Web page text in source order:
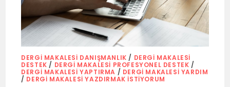
DERGI MAKALESI DANIŞMANLIK / DERGI MAKALESI
DESTEK / DERGI MAKALESI PROFESYONEL DESTEK /
DERGI MAKALESI YAPTIRMA / DERGI MAKALESI YARDIM
/ DERGI MAKALESI YAZDIRMAK İSTIYORUM